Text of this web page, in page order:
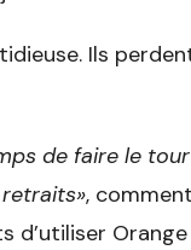
Ils
de faire le
,
d’utiliser Orange